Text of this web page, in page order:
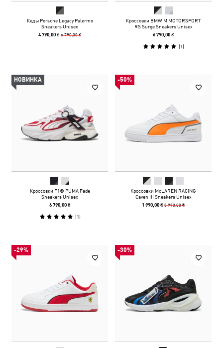
Кеды Porsche Legacy Palermo
Sneakers Unisex
4 790,00 ₴6 790,00 ₴
Кроссовки BMW M MOTORSPORT
RS Surge Sneakers Unisex
6 790,00 ₴
(1)
НОВИНКА
Кроссовки F1® PUMA Fade
Sneakers Unisex
6 790,00 ₴
(1)
-50%
Кроссовки McLAREN RACING
Caven III Sneakers Unisex
1 990,00 ₴3 990,00 ₴
-29% -30%